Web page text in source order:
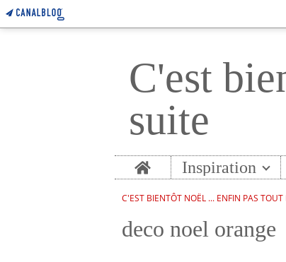
C'est
suite
Home Inspiration
C'EST BIENTÔT NOËL ... ENFIN PAS TOUT
deco noel orange